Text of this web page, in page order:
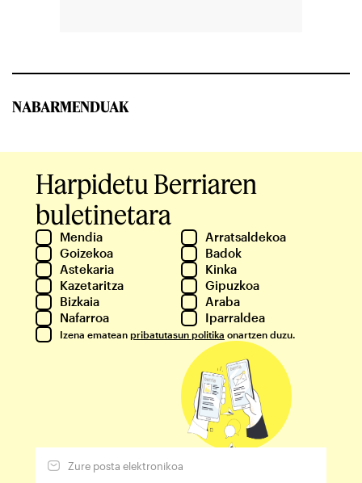
NABARMENDUAK
Harpidetu Berriaren
buletinetara
Mendia
Arratsaldekoa
Goizekoa
Badok
Astekaria
Kinka
Kazetaritza
Gipuzkoa
Bizkaia
Araba
Nafarroa
Iparraldea
Izena ematean pribatutasun politika onartzen duzu.